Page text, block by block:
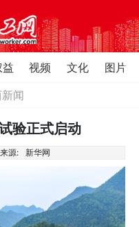
益 视频 文化
图片
闻
验正式启动
来源: 新华网